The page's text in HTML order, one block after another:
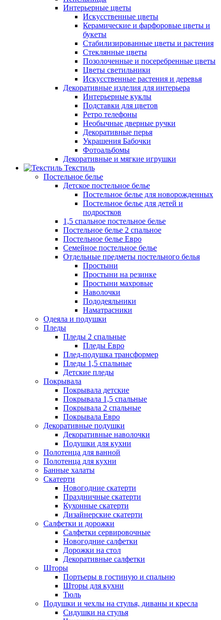
Интерьерные цветы
Искусственные цветы
Керамические и фарфоровые цветы и
букеты
Стабилизированные цветы и растения
Стеклянные цветы
Позолоченные и посеребренные цветы
Цветы светильники
Искусственные растения и деревья
Декоративные изделия для интерьера
Интерьерные куклы
Подставки для цветов
Ретро телефоны
Необычные дверные ручки
Декоративные перья
Украшения Бабочки
Фотоальбомы
Декоративные и мягкие игрушки
Текстиль
Постельное белье
Детское постельное белье
Постельное белье для новорожденных
Постельное белье для детей и
подростков
1,5 спальное постельное белье
Постельное белье 2 спальное
Постельное белье Евро
Семейное постельное белье
Отдельные предметы постельного белья
Простыни
Простыни на резинке
Простыни махровые
Наволочки
Пододеяльники
Наматрасники
Одеяла и подушки
Пледы
Пледы 2 спальные
Пледы Евро
Плед-подушка трансформер
Пледы 1,5 спальные
Детские пледы
Покрывала
Покрывала детские
Покрывала 1,5 спальные
Покрывала 2 спальные
Покрывала Евро
Декоративные подушки
Декоративные наволочки
Подушки для кухни
Полотенца для ванной
Полотенца для кухни
Банные халаты
Скатерти
Новогодние скатерти
Праздничные скатерти
Кухонные скатерти
Дизайнерские скатерти
Салфетки и дорожки
Салфетки сервировочные
Новогодние салфетки
Дорожки на стол
Декоративные салфетки
Шторы
Портьеры в гостиную и спальню
Шторы для кухни
Тюль
Подушки и чехлы на стулья, диваны и кресла
Сидушки на стулья